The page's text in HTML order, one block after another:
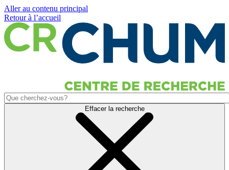
Aller au contenu principal
Retour à l’accueil
Effacer la recherche